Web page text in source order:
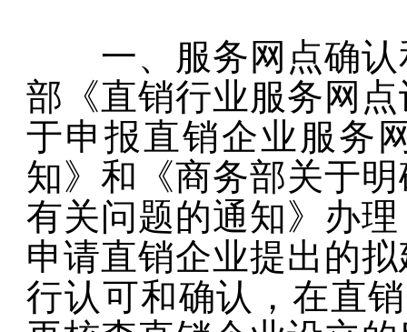
一、服务网点确认
部《直销行业服务网
于申报直销企业服务
知》和《商务部关于
有关问题的通知》办
申请直销企业提出的
行认可和确认，在直